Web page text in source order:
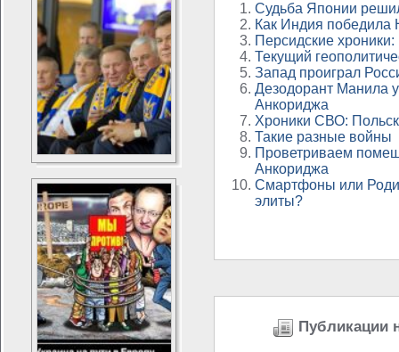
Судьба Японии
Как Индия победила
Персидские
Текущий
Запад проиграл
Дезодорант Манила
Анкориджа
Хроники СВО:
Такие разные войны
Проветриваем
Анкориджа
Смартфоны или
элиты?
Публикации